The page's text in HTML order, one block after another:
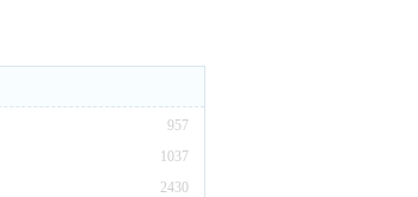
957
1037
2430